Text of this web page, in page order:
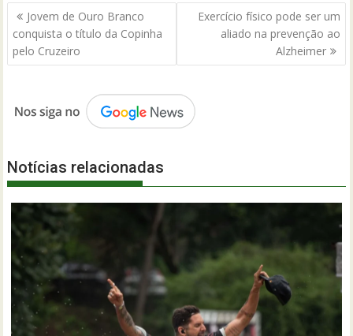
Navegação
de
Post
Jovem de Ouro Branco
conquista o título da Copinha
pelo Cruzeiro
Exercício físico pode ser um
aliado na prevenção ao
Alzheimer
Notícias relacionadas